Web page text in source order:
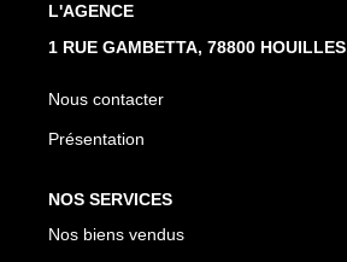
L'AGENCE
1 RUE GAMBETTA, 78800 HOUILLES
Nous contacter
Présentation
NOS SERVICES
Nos biens vendus